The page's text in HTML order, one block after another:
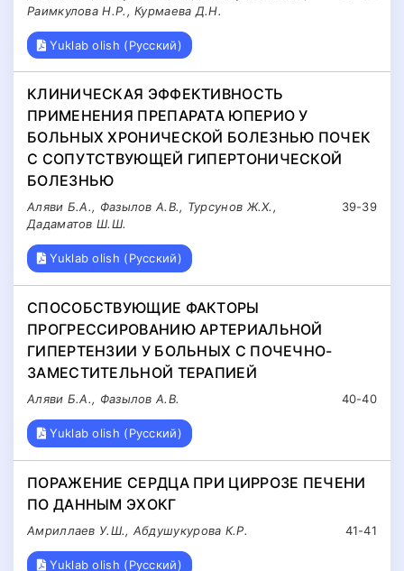
Раимкулова Н.Р., Курмаева Д.Н.
Yuklab olish (Русский)
КЛИНИЧЕСКАЯ ЭФФЕКТИВНОСТЬ
ПРИМЕНЕНИЯ ПРЕПАРАТА ЮПЕРИО У
БОЛЬНЫХ ХРОНИЧЕСКОЙ БОЛЕЗНЬЮ ПОЧЕК
С СОПУТСТВУЮЩЕЙ ГИПЕРТОНИЧЕСКОЙ
БОЛЕЗНЬЮ
39-39
Аляви Б.А., Фазылов А.В., Турсунов Ж.Х.,
Дадаматов Ш.Ш.
Yuklab olish (Русский)
СПОСОБСТВУЮЩИЕ ФАКТОРЫ
ПРОГРЕССИРОВАНИЮ АРТЕРИАЛЬНОЙ
ГИПЕРТЕНЗИИ У БОЛЬНЫХ С ПОЧЕЧНО-
ЗАМЕСТИТЕЛЬНОЙ ТЕРАПИЕЙ
40-40
Аляви Б.А., Фазылов А.В.
Yuklab olish (Русский)
ПОРАЖЕНИЕ СЕРДЦА ПРИ ЦИРРОЗЕ ПЕЧЕНИ
ПО ДАННЫМ ЭХОКГ
41-41
Амриллаев У.Ш., Абдушукурова К.Р.
Yuklab olish (Русский)